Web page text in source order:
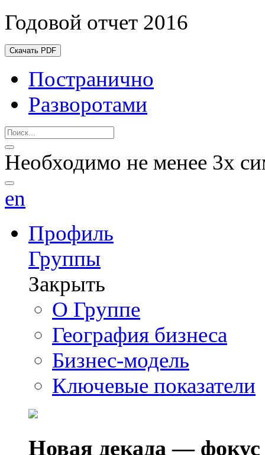
Годовой отчет 2016
Скачать PDF
Постранично
Разворотами
Необходимо не менее 3х
en
Профиль
Группы
Закрыть
О Группе
География бизнеса
Бизнес-модель
Ключевые показатели
Новая декада — фокус